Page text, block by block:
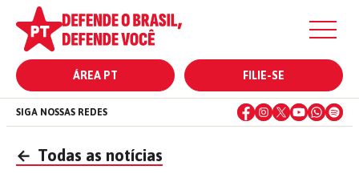
ÁREA PT FILIE-SE
SIGA NOSSAS REDES
← Todas as notícias